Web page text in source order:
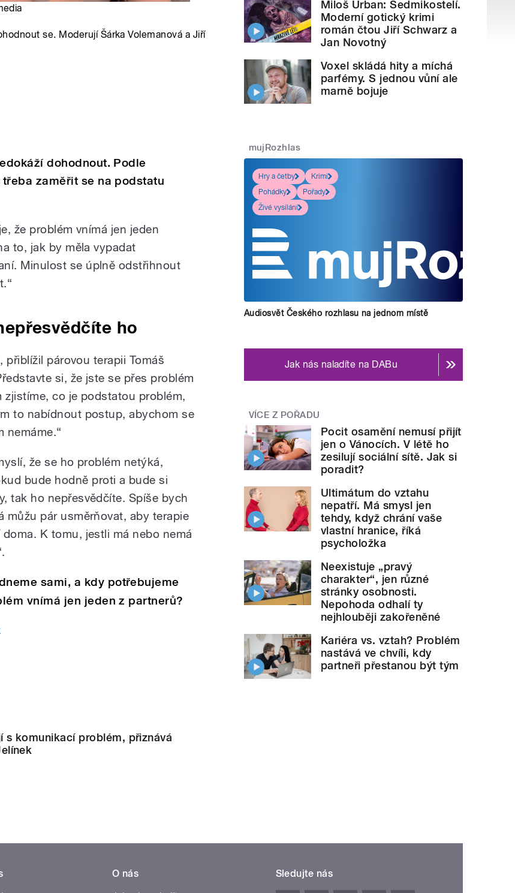
se. Moderují Šárka Volemanová a Jiří
dohodnout. Podle
zaměřit se na podstatu
že problém vnímá jen jeden
to, jak by měla vypadat
Minulost se úplně odstřihnout
ho
párovou terapii Tomáš
si, že jste se přes problém
co je podstatou problém,
to nabídnout postup, abychom se
nemáme.“
že se ho problém netýká,
bude hodně proti a bude si
tak ho nepřesvědčíte. Spíše bych
můžu pár usměrňovat, aby terapie
K tomu, jestli má nebo nemá
sami, a kdy potřebujeme
vnímá jen jeden z partnerů?
s komunikací problém, přiznává
Miloš Urban: Sedmikostelí.
Moderní gotický krimi
román čtou Jiří Schwarz a
Jan Novotný
Voxel skládá hity a míchá
parfémy. S jednou vůní ale
marně bojuje
mujRozhlas
Hry a četby
Krimi
Pohádky
Pořady
Živé vysílání
Audiosvět Českého rozhlasu na jednom místě
Jak nás naladíte na DABu
VÍCE Z POŘADU
Pocit osamění nemusí přijít
jen o Vánocích. V létě ho
zesilují sociální sítě. Jak si
poradit?
Ultimátum do vztahu
nepatří. Má smysl jen
tehdy, když chrání vaše
vlastní hranice, říká
psycholožka
Neexistuje „pravý
charakter“, jen různé
stránky osobnosti.
Nepohoda odhalí ty
nejhlouběji zakořeněné
Kariéra vs. vztah? Problém
nastává ve chvíli, kdy
partneři přestanou být tým
O nás
Sledujte nás